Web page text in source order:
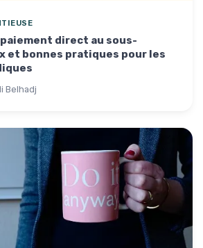
direct au sous-
et bonnes pratiques pour les
Belhadj